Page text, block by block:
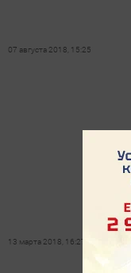
07 августа 2018, 15:25
13 марта 2018, 16:27